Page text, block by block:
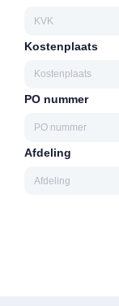
Kostenplaats
PO nummer
Afdeling